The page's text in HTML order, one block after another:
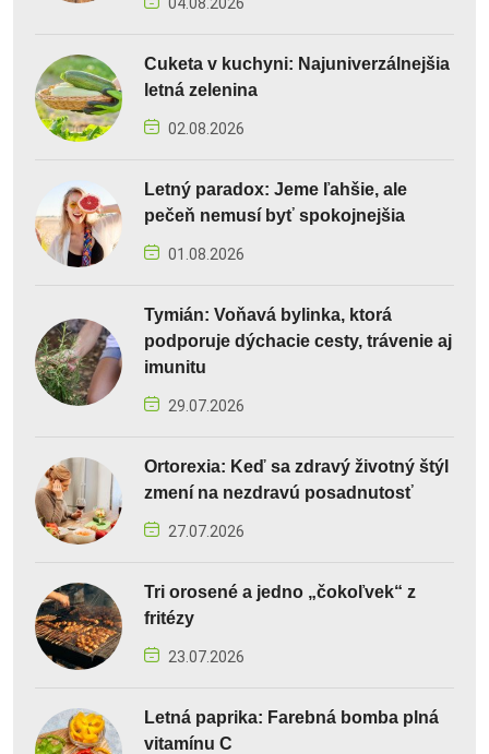
Cuketa v kuchyni: Najuniverzálnejšia
letná zelenina
02.08.2026
Letný paradox: Jeme ľahšie, ale
pečeň nemusí byť spokojnejšia
01.08.2026
Tymián: Voňavá bylinka, ktorá
podporuje dýchacie cesty, trávenie aj
imunitu
29.07.2026
Ortorexia: Keď sa zdravý životný štýl
zmení na nezdravú posadnutosť
27.07.2026
Tri orosené a jedno „čokoľvek“ z
fritézy
23.07.2026
Letná paprika: Farebná bomba plná
vitamínu C